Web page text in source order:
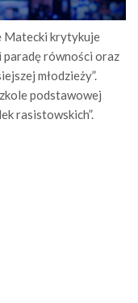
Matecki krytykuje
paradę równości oraz
młodzieży”.
podstawowej
rasistowskich”.